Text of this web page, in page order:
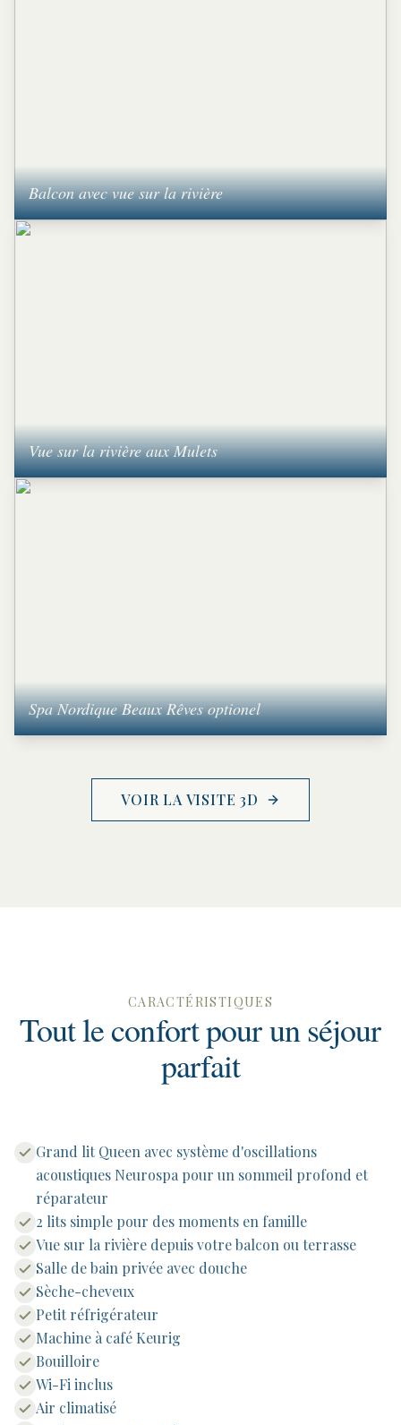
Balcon avec vue sur la rivière
Vue sur la rivière aux Mulets
Spa Nordique Beaux Rêves optionel
VOIR LA VISITE 3D
CARACTÉRISTIQUES
Tout le confort pour un séjour
parfait
Grand lit Queen avec système d'oscillations
acoustiques Neurospa pour un sommeil profond et
réparateur
2 lits simple pour des moments en famille
Vue sur la rivière depuis votre balcon ou terrasse
Salle de bain privée avec douche
Sèche-cheveux
Petit réfrigérateur
Machine à café Keurig
Bouilloire
Wi-Fi inclus
Air climatisé